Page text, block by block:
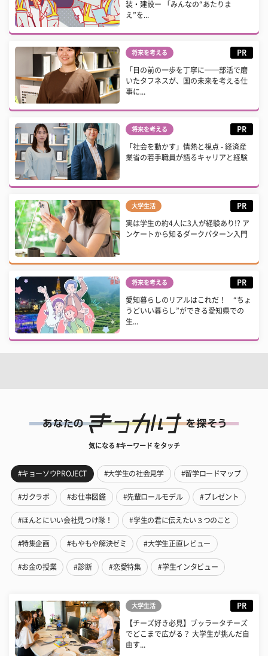
装・建設ー 「みんなの“あたりま
え”を...
将来を考える PR
「目の前の一歩を丁寧に──部活で磨
いたタフネスが、国の未来を考える仕
事に...
将来を考える PR
「社会を動かす」情熱と視点 - 経済産
業省の若手職員が語るキャリアと経験
大学生活 PR
実は学生の約4人に3人が経験あり!? ア
ンケートから知るダークパターン入門
将来を考える PR
愛知暮らしのリアルはこれだ！ “ちょ
うどいい暮らし”ができる愛知県での
生...
気になる #キーワード をタッチ
#キョーソウPROJECT #大学生の社会見学 #留学ロードマップ
#ガクラボ #お仕事図鑑 #先輩ロールモデル #プレゼント
#ほんとにいい会社見つけ隊！ #学生の君に伝えたい３つのこと
#特集企画 #もやもや解決ゼミ #大学生正直レビュー
#お金の授業 #診断 #恋愛特集 #学生インタビュー
大学生活 PR
【チーズ好き必見】ブッラータチーズ
でどこまで広がる？ 大学生が挑んだ自
由す...